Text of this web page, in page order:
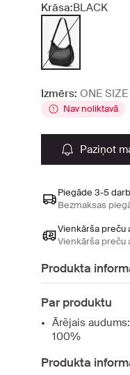
Krāsa:BLACK
Izmērs: ONE SIZE
Nav noliktavā
paziņot
Piegāde 3-5
Bezmaksas
Vienkārša preču
Vienkārša preču
Produkta
Par produktu
Ārējais
100%
Produkta